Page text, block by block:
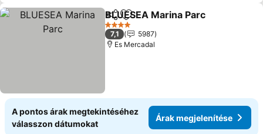
Megosztás
Hozzáadás a kedvencekhez
BLUESEA Marina Parc
4 Kategória
7,1
5987
Es Mercadal
A pontos árak megtekintéséhez
válasszon dátumokat
Árak megjelenítése